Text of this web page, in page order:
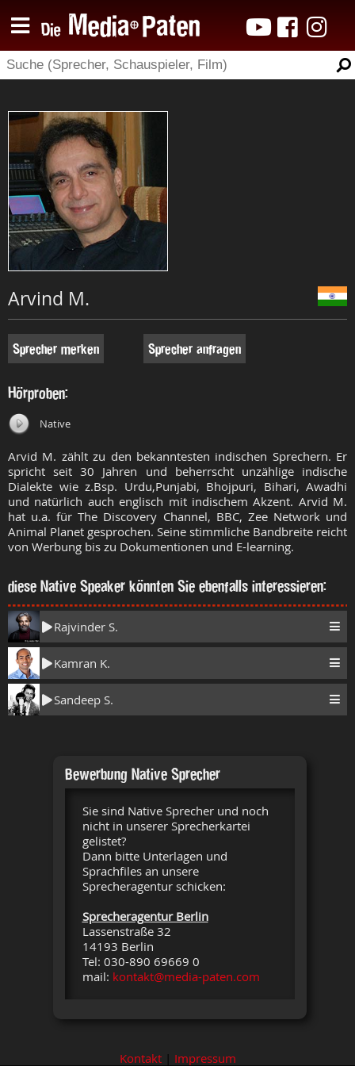
Arvind M.
Sprecher merken Sprecher anfragen
Hörproben:
Native
Arvid M. zählt zu den bekanntesten indischen Sprechern. Er
spricht seit 30 Jahren und beherrscht unzählige indische
Dialekte wie z.Bsp. Urdu,Punjabi, Bhojpuri, Bihari, Awadhi
und natürlich auch englisch mit indischem Akzent. Arvid M.
hat u.a. für The Discovery Channel, BBC, Zee Network und
Animal Planet gesprochen. Seine stimmliche Bandbreite reicht
von Werbung bis zu Dokumentionen und E-learning.
diese Native Speaker könnten Sie ebenfalls interessieren:
Rajvinder S.
Kamran K.
Sandeep S.
Bewerbung Native Sprecher
Sie sind Native Sprecher und noch
nicht in unserer Sprecherkartei
gelistet?
Dann bitte Unterlagen und
Sprachfiles an unsere
Sprecheragentur schicken:
Sprecheragentur Berlin
Lassenstraße 32
14193 Berlin
Tel: 030-890 69669 0
mail: kontakt@media-paten.com
Kontakt| Impressum